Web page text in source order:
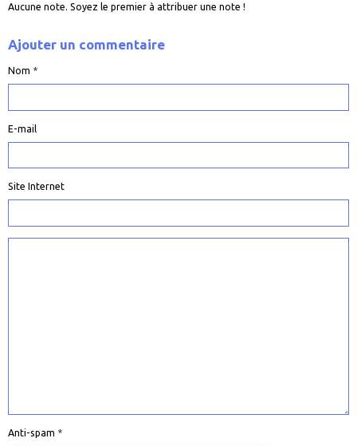
Aucune note. Soyez le premier à attribuer une note !
Ajouter un commentaire
Nom
E-mail
Site Internet
Anti-spam